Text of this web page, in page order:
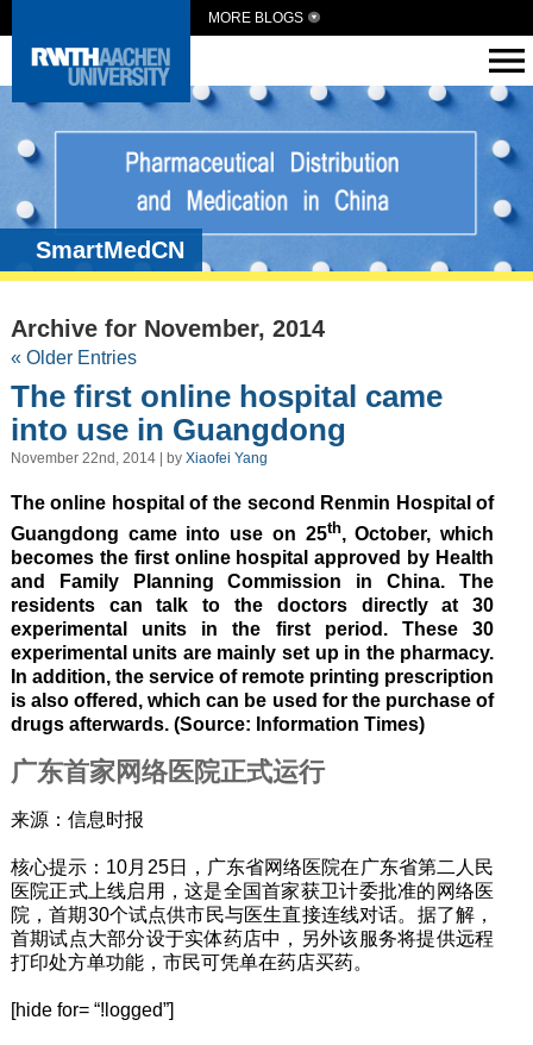
MORE BLOGS
SmartMedCN
Archive for November, 2014
« Older Entries
The first online hospital came
into use in Guangdong
November 22nd, 2014 | by Xiaofei Yang
The online hospital of the second Renmin Hospital of
Guangdong came into use on 25th, October, which
becomes the first online hospital approved by Health
and Family Planning Commission in China. The
residents can talk to the doctors directly at 30
experimental units in the first period. These 30
experimental units are mainly set up in the pharmacy.
In addition, the service of remote printing prescription
is also offered, which can be used for the purchase of
drugs afterwards. (Source: Information Times)
广东首家网络医院正式运行
来源：信息时报
核心提示：10月25日，广东省网络医院在广东省第二人民
医院正式上线启用，这是全国首家获卫计委批准的网络医
院，首期30个试点供市民与医生直接连线对话。据了解，
首期试点大部分设于实体药店中，另外该服务将提供远程
打印处方单功能，市民可凭单在药店买药。
[hide for= “!logged”]